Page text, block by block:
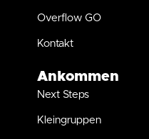
Overflow GO
Kontakt
Ankommen
Next Steps
Kleingruppen